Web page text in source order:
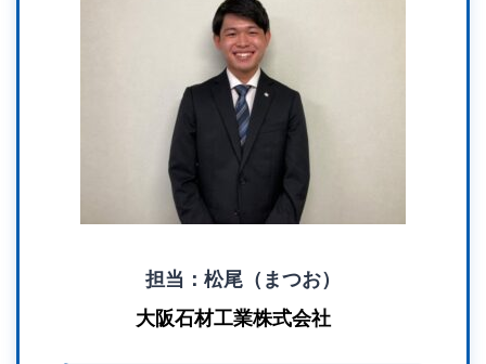
担当：松尾（まつお）
大阪石材工業株式会社